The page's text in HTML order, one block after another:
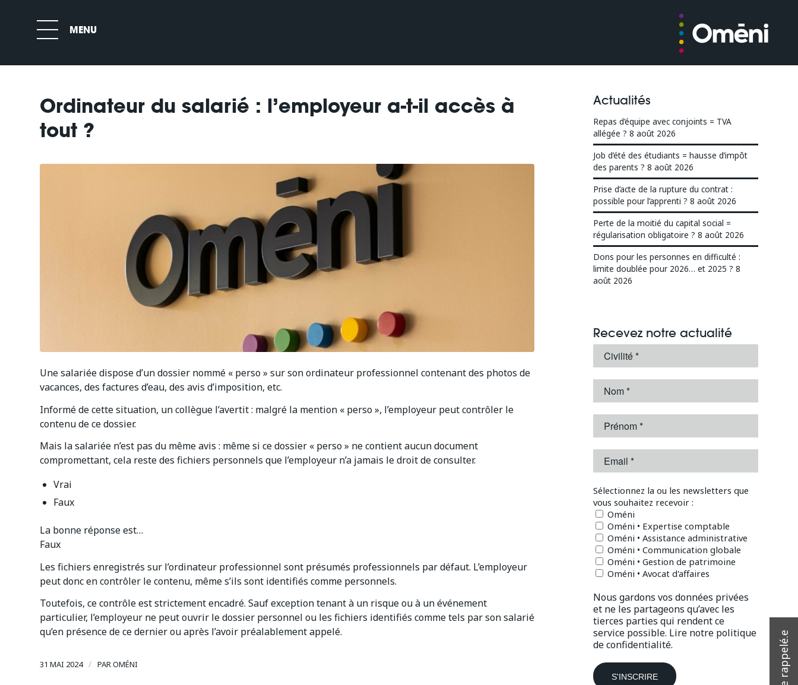
Ordinateur du salarié : l’employeur a-t-il accès à
tout ?
Une salariée dispose d’un dossier nommé « perso » sur son ordinateur professionnel contenant des photos de
vacances, des factures d’eau, des avis d’imposition, etc.
Informé de cette situation, un collègue l’avertit : malgré la mention « perso », l’employeur peut contrôler le
contenu de ce dossier.
Mais la salariée n’est pas du même avis : même si ce dossier « perso » ne contient aucun document
compromettant, cela reste des fichiers personnels que l’employeur n’a jamais le droit de consulter.
Vrai
Faux
La bonne réponse est…
Faux
Les fichiers enregistrés sur l’ordinateur professionnel sont présumés professionnels par défaut. L’employeur
peut donc en contrôler le contenu, même s’ils sont identifiés comme personnels.
Toutefois, ce contrôle est strictement encadré. Sauf exception tenant à un risque ou à un événement
particulier, l’employeur ne peut ouvrir le dossier personnel ou les fichiers identifiés comme tels par son salarié
qu’en présence de ce dernier ou après l’avoir préalablement appelé.
31 MAI 2024 / PAROMÉNI
Actualités
Repas d’équipe avec conjoints = TVA
allégée ? 8 août 2026
Job d’été des étudiants = hausse d’impôt
des parents ? 8 août 2026
Prise d’acte de la rupture du contrat :
possible pour l’apprenti ? 8 août 2026
Perte de la moitié du capital social =
régularisation obligatoire ? 8 août 2026
Dons pour les personnes en difficulté :
limite doublée pour 2026… et 2025 ? 8
août 2026
Recevez notre actualité
Sélectionnez la ou les newsletters que
vous souhaitez recevoir :
Oméni
Oméni • Expertise comptable
Oméni • Assistance administrative
Oméni • Communication globale
Oméni • Gestion de patrimoine
Oméni • Avocat d'affaires
Nous gardons vos données privées
et ne les partageons qu’avec les
tierces parties qui rendent ce
service possible. Lire notre politique
de confidentialité.